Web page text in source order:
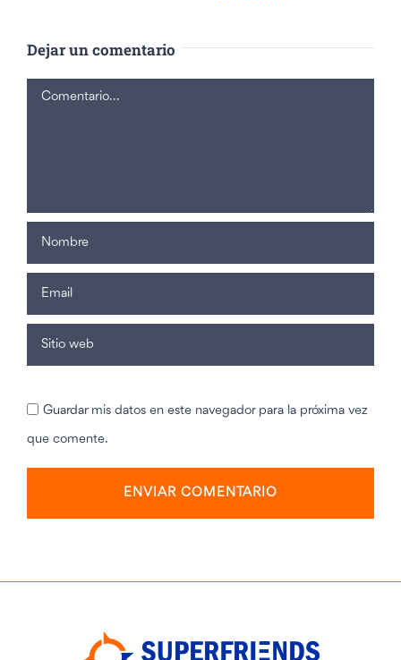
Dejar un comentario
Comentario
Guardar mis datos en este navegador para la próxima vez
que comente.